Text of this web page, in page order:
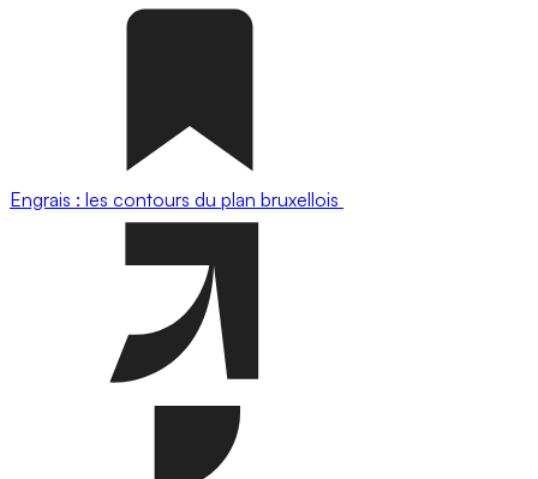
Engrais : les contours du plan bruxellois